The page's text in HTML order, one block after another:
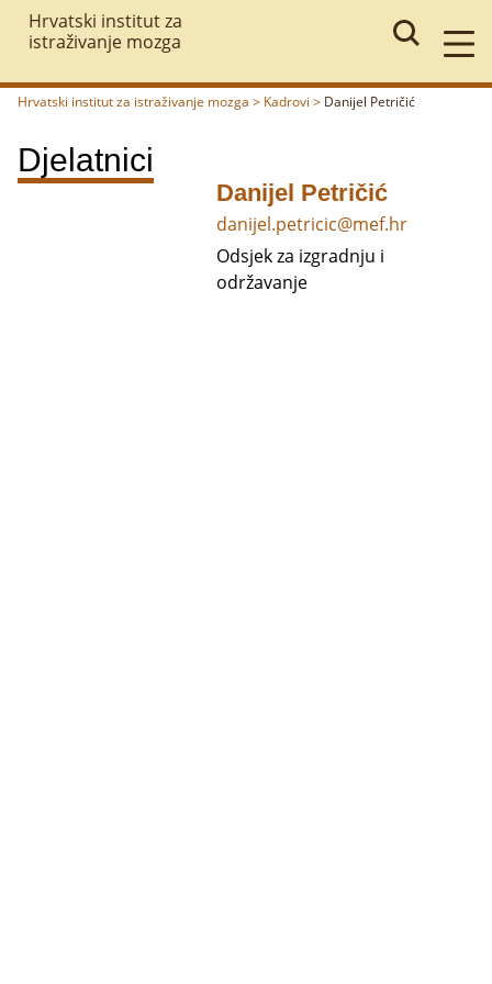
Hrvatski institut za
istraživanje mozga
Hrvatski institut za istraživanje mozga > Kadrovi > Danijel Petričić
Djelatnici
Povratak
Danijel Petričić
danijel.petricic@mef.hr
Odsjek za izgradnju i
održavanje